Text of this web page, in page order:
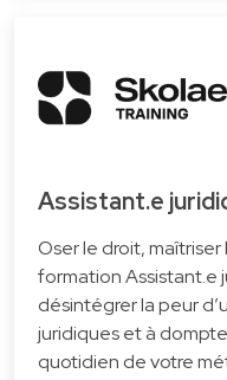
Assistant.e
Oser le droit,
formation Assistant.e
désintégrer la peur
juridiques et à
quotidien de votre